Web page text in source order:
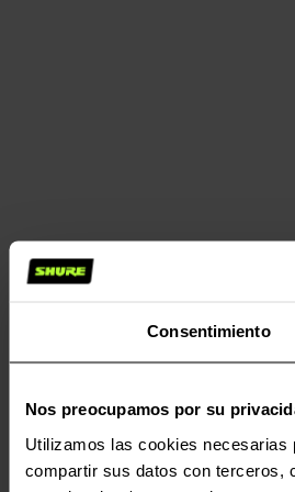
Consentimiento
Nos preocupamos por su
Utilizamos las cookies
compartir sus datos con terceros,